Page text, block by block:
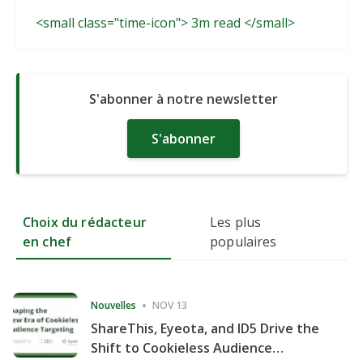
<small class="time-icon"> 3m read </small>
S'abonner à notre newsletter
S'abonner
Choix du rédacteur
en chef
Les plus
populaires
Nouvelles NOV 13
ShareThis, Eyeota, and ID5 Drive the
Shift to Cookieless Audience